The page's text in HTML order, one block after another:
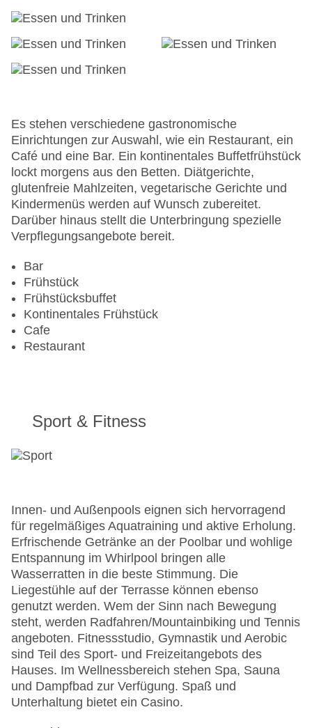
Zimmerservice
Sonnenterrasse
Gesamtanzahl der Zimmer: 329
Mastercard, Visa
Landeskategorie: 4 Sterne
Es stehen verschiedene gastronomische
Einrichtungen zur Auswahl, wie ein Restaurant, ein
Café und eine Bar. Ein kontinentales Buffetfrühstück
lockt morgens aus den Betten. Diätgerichte,
glutenfreie Mahlzeiten, vegetarische Gerichte und
Kindermenüs werden auf Wunsch zubereitet.
Darüber hinaus stellt die Unterbringung spezielle
Verpflegungsangebote bereit.
Bar
Frühstück
Frühstücksbuffet
Kontinentales Frühstück
Cafe
Restaurant
Sport & Fitness
Innen- und Außenpools eignen sich hervorragend
für regelmäßiges Aquatraining und aktive Erholung.
Erfrischende Getränke an der Poolbar und wohlige
Entspannung im Whirlpool bringen alle
Wasserratten in die beste Stimmung. Die
Liegestühle auf der Terrasse können ebenso
genutzt werden. Wem der Sinn nach Bewegung
steht, werden Radfahren/Mountainbiking und Tennis
angeboten. Fitnessstudio, Gymnastik und Aerobic
sind Teil des Sport- und Freizeitangebots des
Hauses. Im Wellnessbereich stehen Spa, Sauna
und Dampfbad zur Verfügung. Spaß und
Unterhaltung bietet ein Casino.